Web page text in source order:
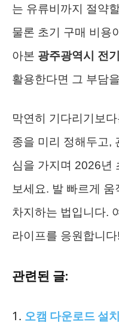
는 유류비까지 절약
물론 초기 구매 비용
아본 광주광역시 전
활용한다면 그 부담
막연히 기다리기보
종을 미리 정해두고,
심을 가지며 2026년
보세요. 발 빠르게
차지하는 법입니다.
라이프를 응원합니다!
관련된 글:
오캠 다운로드 설